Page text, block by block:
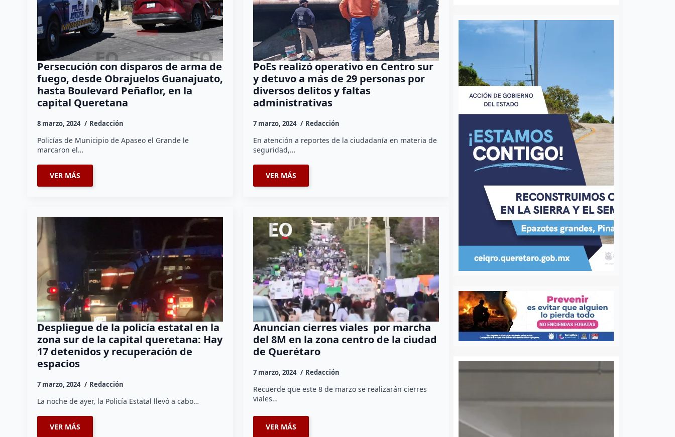
Persecución con disparos de arma de
fuego, desde Obrajuelos Guanajuato,
hasta Boulevard Peñaflor, en la
capital Queretana
8 marzo, 2024 Redacción
Policías de Municipio de Apaseo el Grande le
marcaron el…
VER MÁS
PoEs realizó operativo en Centro sur
y detuvo a más de 29 personas por
diversos delitos y faltas
administrativas
7 marzo, 2024 Redacción
En atención a reportes de la ciudadanía en materia de
seguridad,…
VER MÁS
Despliegue de la policía estatal en la
zona sur de la capital queretana: Hay
17 detenidos y recuperación de
espacios
7 marzo, 2024 Redacción
La noche de ayer, la Policía Estatal llevó a cabo…
VER MÁS
Anuncian cierres viales por marcha
del 8M en la zona centro de la ciudad
de Querétaro
7 marzo, 2024 Redacción
Recuerde que este 8 de marzo se realizarán cierres
viales…
VER MÁS